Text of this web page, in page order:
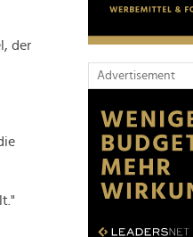
der
Advertisement